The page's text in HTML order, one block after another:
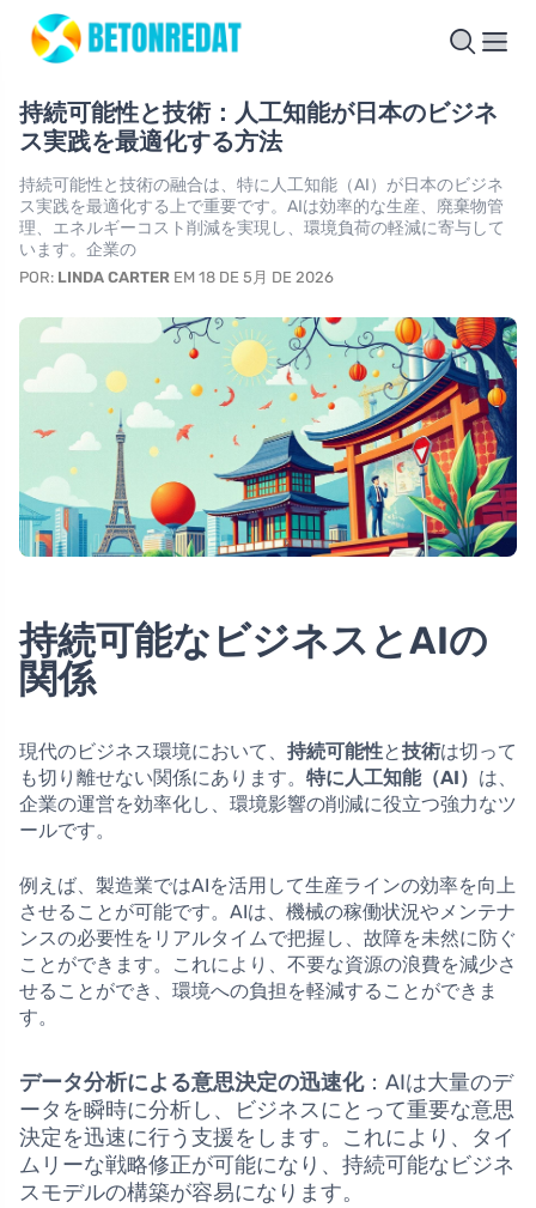
持続可能性と技術：人工知能が日本のビジネ
ス実践を最適化する方法
持続可能性と技術の融合は、特に人工知能（AI）が日本のビジネ
ス実践を最適化する上で重要です。AIは効率的な生産、廃棄物管
理、エネルギーコスト削減を実現し、環境負荷の軽減に寄与して
います。企業の
POR: LINDA CARTER EM 18 DE 5月 DE 2026
持続可能なビジネスとAIの
関係
現代のビジネス環境において、 持続可能性と技術は切って
も切り離せない関係にあります。 特に人工知能（AI） は、
企業の運営を効率化し、環境影響の削減に役立つ強力なツ
ールです。
例えば、製造業ではAIを活用して生産ラインの効率を向上
させることが可能です。AIは、機械の稼働状況やメンテナ
ンスの必要性をリアルタイムで把握し、故障を未然に防ぐ
ことができます。これにより、不要な資源の浪費を減少さ
せることができ、環境への負担を軽減することができま
す。
データ分析による意思決定の迅速化：AIは大量のデ
ータを瞬時に分析し、ビジネスにとって重要な意思
決定を迅速に行う支援をします。これにより、タイ
ムリーな戦略修正が可能になり、持続可能なビジネ
スモデルの構築が容易になります。